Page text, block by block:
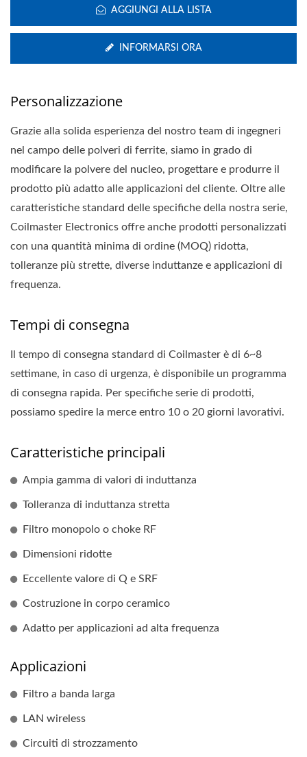
AGGIUNGI ALLA LISTA
INFORMARSI ORA
Personalizzazione
Grazie alla solida esperienza del nostro team di ingegneri
nel campo delle polveri di ferrite, siamo in grado di
modificare la polvere del nucleo, progettare e produrre il
prodotto più adatto alle applicazioni del cliente. Oltre alle
caratteristiche standard delle specifiche della nostra serie,
Coilmaster Electronics offre anche prodotti personalizzati
con una quantità minima di ordine (MOQ) ridotta,
tolleranze più strette, diverse induttanze e applicazioni di
frequenza.
Tempi di consegna
Il tempo di consegna standard di Coilmaster è di 6~8
settimane, in caso di urgenza, è disponibile un programma
di consegna rapida. Per specifiche serie di prodotti,
possiamo spedire la merce entro 10 o 20 giorni lavorativi.
Caratteristiche principali
Ampia gamma di valori di induttanza
Tolleranza di induttanza stretta
Filtro monopolo o choke RF
Dimensioni ridotte
Eccellente valore di Q e SRF
Costruzione in corpo ceramico
Adatto per applicazioni ad alta frequenza
Applicazioni
Filtro a banda larga
LAN wireless
Circuiti di strozzamento